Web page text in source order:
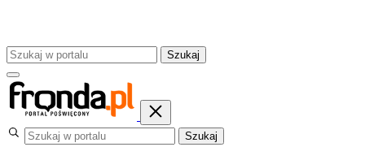
Szukaj
Szukaj